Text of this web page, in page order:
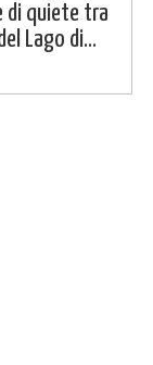
di quiete tra
Lago di...